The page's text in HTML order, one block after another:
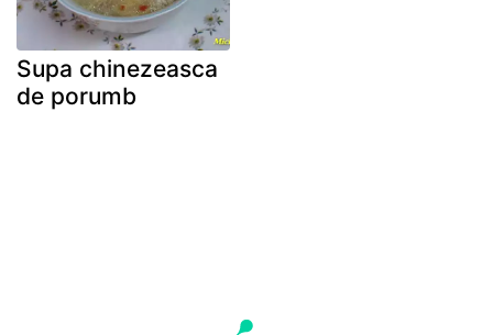
Supa chinezeasca
de porumb